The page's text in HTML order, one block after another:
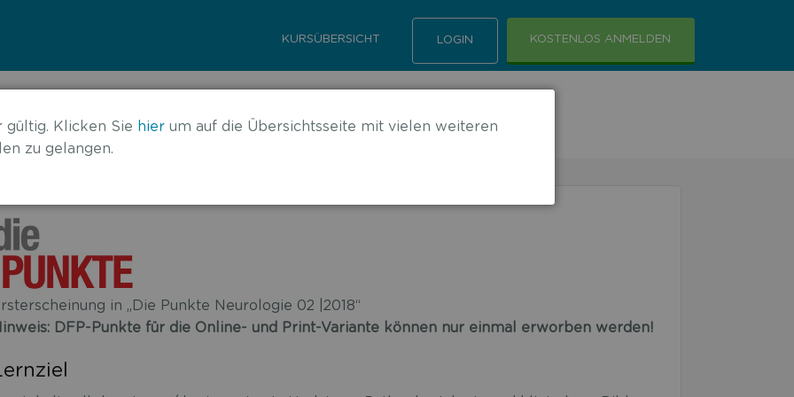
KURSÜBERSICHT LOGIN KOSTENLOS ANMELDEN
Erkrankung
in „Die Punkte Neurologie 02 |2018“
DFP-Punkte für die Online- und Print-Variante können nur einmal erworben werden!
gültig. Klicken Sie hierum auf die Übersichtsseite mit vielen weiteren
zu gelangen.